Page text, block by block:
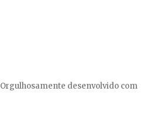
Orgulhosamente desenvolvido com